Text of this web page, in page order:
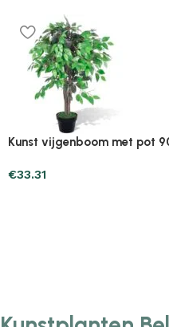
Plantenonline 2-delige
lavendel 30 cm